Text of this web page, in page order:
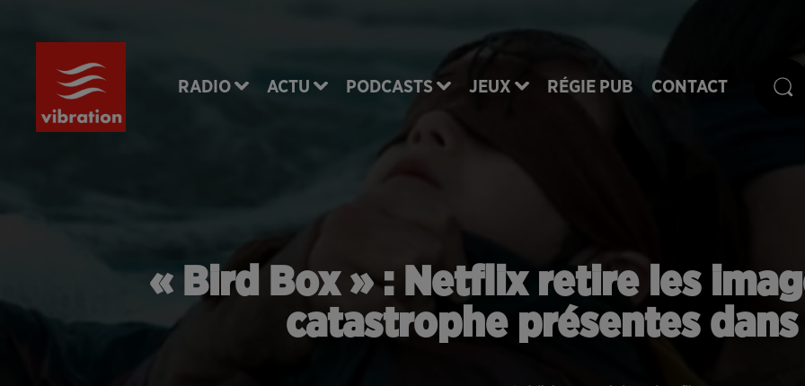
RADIO ACTU PODCASTS JEUX RÉGIE PUB CONTACT
« Bird Box » : Netflix retire les
catastrophe présentes